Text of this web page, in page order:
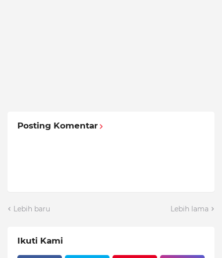
Posting Komentar
Lebih baru Lebih lama
Ikuti Kami